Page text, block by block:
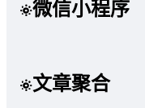
微信小程序
文章聚合